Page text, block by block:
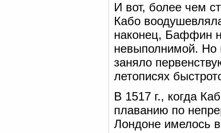
И вот, более чем
Кабо
наконец, Баффин
невыполнимой. Но
заняло
летописях
В 1517 г., когда
плаванию по
Лондоне имелось